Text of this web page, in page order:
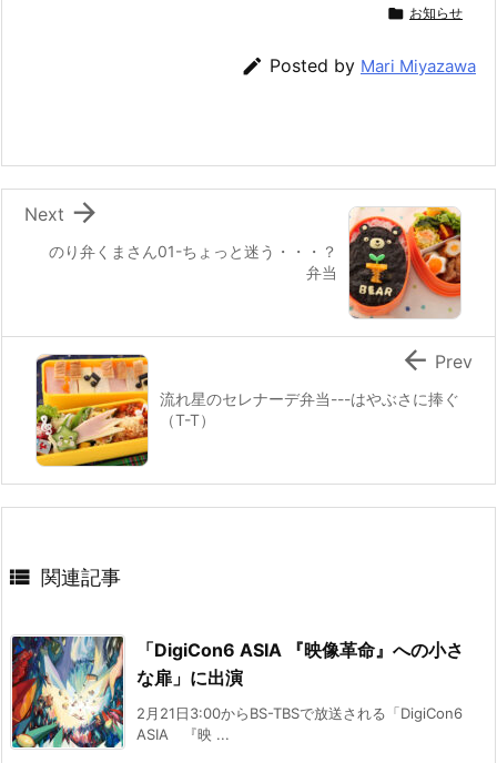
o
k
a
l
 お知らせ
 Posted by Mari Miyazawa
のり弁くまさん01-ちょっと迷う・・・？
弁当

Next
流れ星のセレナーデ弁当---はやぶさに捧ぐ
（T-T）
 Prev
 関連記事
「DigiCon6 ASIA 『映像革命』への小さ
な扉」に出演
2月21日3:00からBS-TBSで放送される「DigiCon6
ASIA 『映 ...